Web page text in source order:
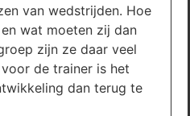
van wedstrijden. Hoe
wat moeten zij dan
zijn ze daar veel
de trainer is het
dan terug te